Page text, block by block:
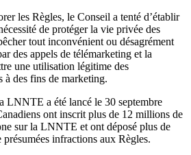
les Règles, le Conseil a tenté d’établir
de protéger la vie privée des
tout inconvénient ou désagrément
des appels de télémarketing et la
une utilisation légitime des
à des fins de marketing.
LNNTE a été lancé le 30 septembre
ont inscrit plus de 12 millions de
sur la LNNTE et ont déposé plus de
infractions aux Règles.